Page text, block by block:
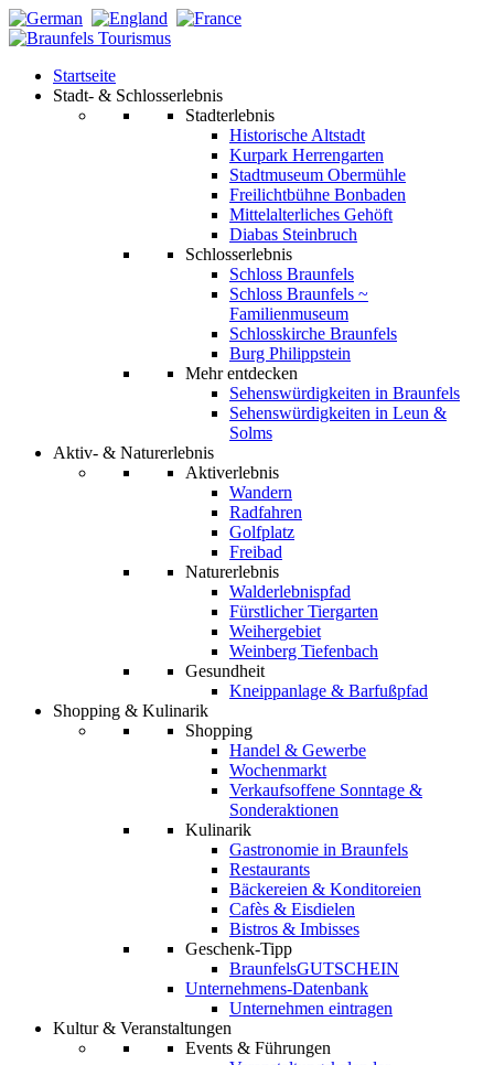
Startseite
Stadt- & Schlosserlebnis
Stadterlebnis
Historische Altstadt
Kurpark Herrengarten
Stadtmuseum Obermühle
Freilichtbühne Bonbaden
Mittelalterliches Gehöft
Diabas Steinbruch
Schlosserlebnis
Schloss Braunfels
Schloss Braunfels ~
Familienmuseum
Schlosskirche Braunfels
Burg Philippstein
Mehr entdecken
Sehenswürdigkeiten in Braunfels
Sehenswürdigkeiten in Leun &
Solms
Aktiv- & Naturerlebnis
Aktiverlebnis
Wandern
Radfahren
Golfplatz
Freibad
Naturerlebnis
Walderlebnispfad
Fürstlicher Tiergarten
Weihergebiet
Weinberg Tiefenbach
Gesundheit
Kneippanlage & Barfußpfad
Shopping & Kulinarik
Shopping
Handel & Gewerbe
Wochenmarkt
Verkaufsoffene Sonntage &
Sonderaktionen
Kulinarik
Gastronomie in Braunfels
Restaurants
Bäckereien & Konditoreien
Cafès & Eisdielen
Bistros & Imbisses
Geschenk-Tipp
BraunfelsGUTSCHEIN
Unternehmens-Datenbank
Unternehmen eintragen
Kultur & Veranstaltungen
Events & Führungen